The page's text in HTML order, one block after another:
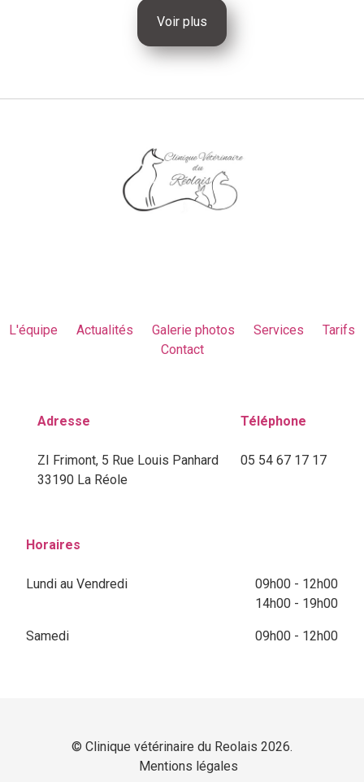
Voir plus
L'équipe Actualités Galerie photos Services
Tarifs
Contact
Adresse
ZI Frimont, 5 Rue Louis Panhard
33190 La Réole
Téléphone
05 54 67 17 17
Horaires
Lundi au Vendredi
09h00 - 12h00
14h00 - 19h00
Samedi 09h00 - 12h00
© Clinique vétérinaire du Reolais 2026.
Mentions légales